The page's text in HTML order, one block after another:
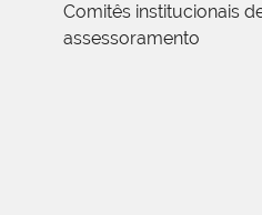
Comitês institucionais
assessoramento